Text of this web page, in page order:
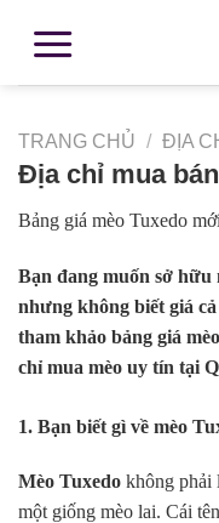
TRANG CHỦ / ĐỊA
Địa chỉ mua
Bảng giá mèo Tuxedo
Bạn đang muốn sở hữu
nhưng không biết giá
tham khảo bảng giá
chỉ mua mèo uy tín tại
1. Bạn biết gì về mèo
Mèo Tuxedo không phải
một giống mèo lai. Cái